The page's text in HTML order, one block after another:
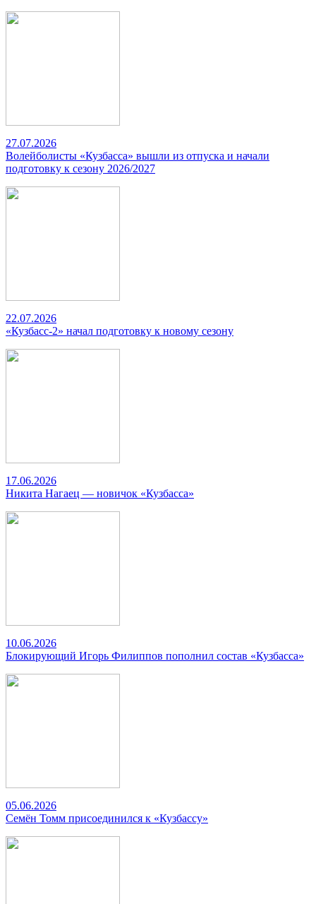
27.07.2026
Волейболисты «Кузбасса» вышли из отпуска и начали
подготовку к сезону 2026/2027
22.07.2026
«Кузбасс-2» начал подготовку к новому сезону
17.06.2026
Никита Нагаец — новичок «Кузбасса»
10.06.2026
Блокирующий Игорь Филиппов пополнил состав «Кузбасса»
05.06.2026
Семён Томм присоединился к «Кузбассу»